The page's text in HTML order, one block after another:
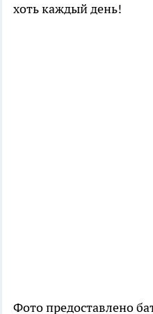
хоть каждый день!
Фото предоставлено